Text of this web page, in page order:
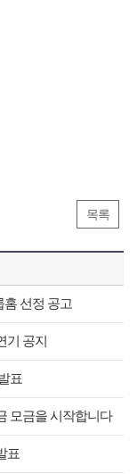
목록
홈 선정 공고
기 공지
표
모금을 시작합니다
표